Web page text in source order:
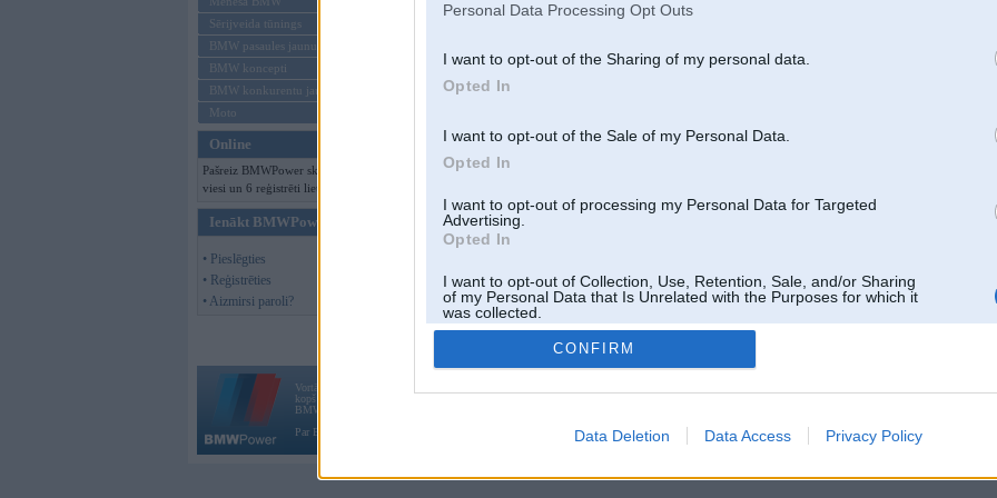
Personal Data Processing Opt Outs
I want to opt-out of the Sharing of my personal data.
Opted In
I want to opt-out of the Sale of my Personal Data.
Opted In
I want to opt-out of processing my Personal Data for Targeted
Advertising.
Opted In
I want to opt-out of Collection, Use, Retention, Sale, and/or Sharing
of my Personal Data that Is Unrelated with the Purposes for which it
was collected.
Opted Out
CONFIRM
Data Deletion Data Access Privacy Policy
Sērijveida tūnings
BMW pasaules jaunumi
BMW koncepti
BMW konkurentu jaunumi
Moto
Online
Pašreiz BMWPower skatās 132
viesi un 6 reģistrēti lietotāji.
Ienākt BMWPower
• Pieslēgties
• Reģistrēties
• Aizmirsi paroli?
Vortāls BMWPower.lv darbojas
kopš 2002. gada 14. maija. Tas nav auto klubs un nav saistīts ar
BMW AG.
Par BMWPower